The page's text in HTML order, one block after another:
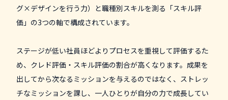
グ×デザインを行う力）と職種別スキルを測る「スキル評
価」の3つの軸で構成されています。
ステージが低い社員ほどよりプロセスを重視して評価するた
め、クレド評価・スキル評価の割合が高くなります。成果を
出してから次なるミッションを与えるのではなく、ストレッ
チなミッションを課し、一人ひとりが自分の力で成長してい